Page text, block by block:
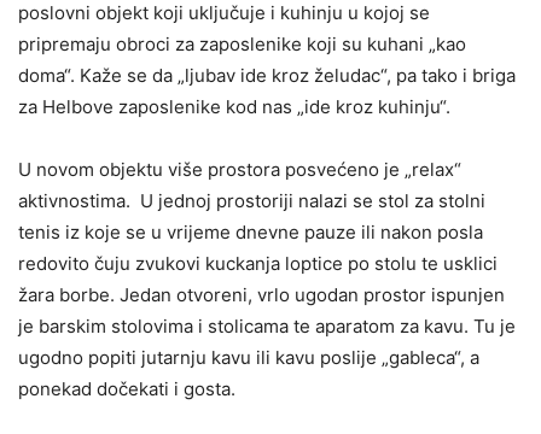
poslovni objekt koji uključuje i kuhinju u kojoj se
pripremaju obroci za zaposlenike koji su kuhani „kao
doma“. Kaže se da „ljubav ide kroz želudac“, pa tako i briga
za Helbove zaposlenike kod nas „ide kroz kuhinju“.
U novom objektu više prostora posvećeno je „relax“
aktivnostima. U jednoj prostoriji nalazi se stol za stolni
tenis iz koje se u vrijeme dnevne pauze ili nakon posla
redovito čuju zvukovi kuckanja loptice po stolu te usklici
žara borbe. Jedan otvoreni, vrlo ugodan prostor ispunjen
je barskim stolovima i stolicama te aparatom za kavu. Tu je
ugodno popiti jutarnju kavu ili kavu poslije „gableca“, a
ponekad dočekati i gosta.